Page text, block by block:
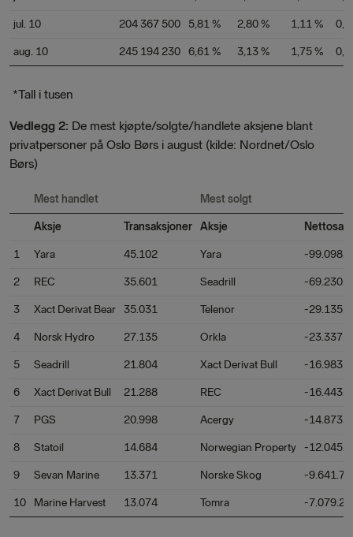
jul. 10 204 367 500 5,81 % 2,80 % 1,11 %
aug. 10 245 194 230 6,61 % 3,13 % 1,75 %
*Tall i tusen
Vedlegg 2: De mest kjøpte/solgte/handlete aksjene blant
privatpersoner på Oslo Børs i august (kilde: Nordnet/Oslo
Børs)
Mest handlet Mest solgt
Aksje Transaksjoner Aksje Nettosalg
1 Yara 45.102 Yara -
2 REC 35.601 Seadrill -
3 Xact Derivat Bear 35.031 Telenor -
4 Norsk Hydro 27.135 Orkla -
5 Seadrill 21.804 Xact Derivat Bull -
6 Xact Derivat Bull 21.288 REC -
7 PGS 20.998 Acergy -
8 Statoil 14.684 Norwegian Property -
9 Sevan Marine 13.371 Norske Skog -
10 Marine Harvest 13.074 Tomra -